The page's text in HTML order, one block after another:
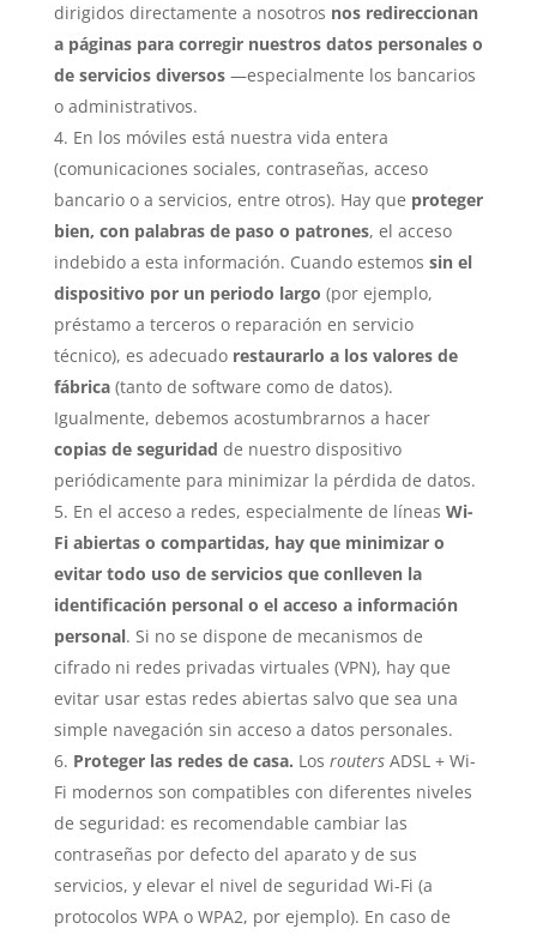
dirigidos directamente a nosotros nos redireccionan
a páginas para corregir nuestros datos personales o
de servicios diversos—especialmente los bancarios
o administrativos.
En los móviles está nuestra vida entera
(comunicaciones sociales, contraseñas, acceso
bancario o a servicios, entre otros). Hay que proteger
bien, con palabras de paso o patrones, el acceso
indebido a esta información. Cuando estemos sin el
dispositivo por un periodo largo (por ejemplo,
préstamo a terceros o reparación en servicio
técnico), es adecuado restaurarlo a los valores de
fábrica(tanto de software como de datos).
Igualmente, debemos acostumbrarnos a hacer
copias de seguridad de nuestro dispositivo
periódicamente para minimizar la pérdida de datos.
En el acceso a redes, especialmente de líneas Wi-
Fi abiertas o compartidas, hay que minimizar o
evitar todo uso de servicios que conlleven la
identificación personal o el acceso a información
personal. Si no se dispone de mecanismos de
cifrado ni redes privadas virtuales (VPN), hay que
evitar usar estas redes abiertas salvo que sea una
simple navegación sin acceso a datos personales.
Proteger las redes de casa. Los routersADSL + Wi-
Fi modernos son compatibles con diferentes niveles
de seguridad: es recomendable cambiar las
contraseñas por defecto del aparato y de sus
servicios, y elevar el nivel de seguridad Wi-Fi (a
protocolos WPA o WPA2, por ejemplo). En caso de